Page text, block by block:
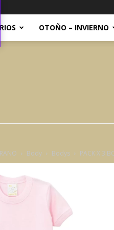
OTOÑO – INVIERNO
Body Bodys PACK X 3